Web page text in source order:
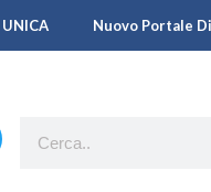
Nuovo Portale